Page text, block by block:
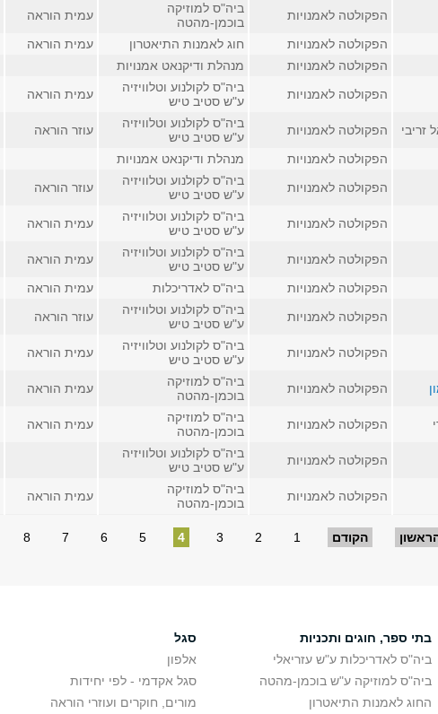
הפקולטה לאמנויות
ביה"ס למוזיקה
בוכמן-מהטה
עמית הוראה
הפקולטה לאמנויות חוג לאמנות התיאטרון
עמית הוראה
הפקולטה לאמנויות
מנהלת ודיקנאט אמנויות
הפקולטה לאמנויות
ביה"ס לקולנוע וטלוויזיה
ע"ש סטיב טיש
עמית הוראה
זריבי הפקולטה לאמנויות
ביה"ס לקולנוע וטלוויזיה
ע"ש סטיב טיש
עוזר הוראה
הפקולטה לאמנויות מנהלת ודיקנאט אמנויות
הפקולטה לאמנויות
ביה"ס לקולנוע וטלוויזיה
ע"ש סטיב טיש
עוזר הוראה
הפקולטה לאמנויות
ביה"ס לקולנוע וטלוויזיה
ע"ש סטיב טיש
עמית הוראה
הפקולטה לאמנויות
ביה"ס לקולנוע וטלוויזיה
ע"ש סטיב טיש
עמית הוראה
הפקולטה לאמנויות ביה"ס לאדריכלות
עמית הוראה
הפקולטה לאמנויות
ביה"ס לקולנוע וטלוויזיה
ע"ש סטיב טיש
עוזר הוראה
הפקולטה לאמנויות
ביה"ס לקולנוע וטלוויזיה
ע"ש סטיב טיש
עמית הוראה
הפקולטה לאמנויות
ביה"ס למוזיקה
בוכמן-מהטה
עמית הוראה
הפקולטה לאמנויות
ביה"ס למוזיקה
בוכמן-מהטה
עמית הוראה
הפקולטה לאמנויות
ביה"ס לקולנוע וטלוויזיה
ע"ש סטיב טיש
הפקולטה לאמנויות
ביה"ס למוזיקה
בוכמן-מהטה
עמית הוראה
הקודם 1
2
3
4
5
6
7
8
בתי ספר, חוגים ותכניות
ביה"ס לאדריכלות ע"ש עזריאלי
ביה"ס למוזיקה ע"ש בוכמן-מהטה
החוג לאמנות התיאטרון
סגל
אלפון
סגל אקדמי - לפי יחידות
מורים, חוקרים ועוזרי הוראה